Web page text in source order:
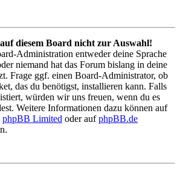
diesem Board nicht zur Auswahl!
Administration entweder deine Sprache
niemand hat das Forum bislang in deine
Frage ggf. einen Board-Administrator, ob
das du benötigst, installieren kann. Falls
würden wir uns freuen, wenn du es
Weitere Informationen dazu können auf
phpBB Limited oder aufphpBB.de